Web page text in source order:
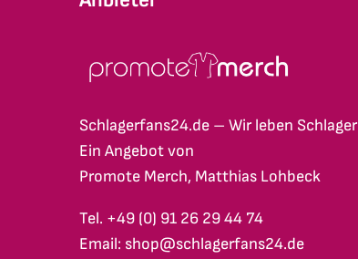
Schlagerfans24.de – Wir leben Schlager
Ein Angebot von
Promote Merch, Matthias Lohbeck
Tel. +49 (0) 91 26 29 44 74
Email: shop@schlagerfans24.de